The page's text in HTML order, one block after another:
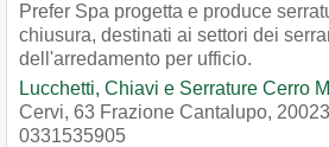
Prefer Spa progetta e produce
chiusura, destinati ai settori dei
dell'arredamento per ufficio.
Lucchetti, Chiavi e Serrature Cerro
Cervi, 63 Frazione Cantalupo, 20023
0331535905